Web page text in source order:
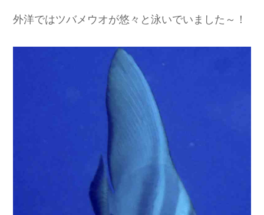
外洋ではツバメウオが悠々と泳いでいました～！